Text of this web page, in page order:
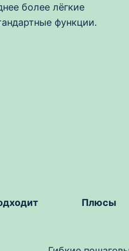
более лёгкие
функции.
Плюсы